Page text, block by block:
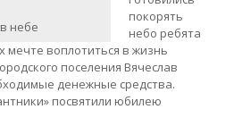
небе
покорять
небо ребята
мечте воплотиться в жизнь
поселения Вячеслав
денежные средства.
посвятили юбилею